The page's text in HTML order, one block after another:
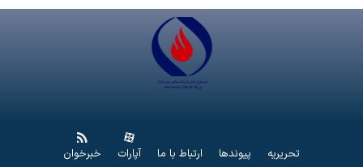
تحریریه پیوندها ارتباط با ما آپارات خبرخوان